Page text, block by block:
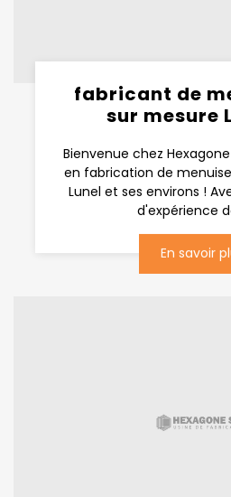
fabricant de
sur mesure
Bienvenue chez
en fabrication de
Lunel et ses environs !
d'expérience
En savoir